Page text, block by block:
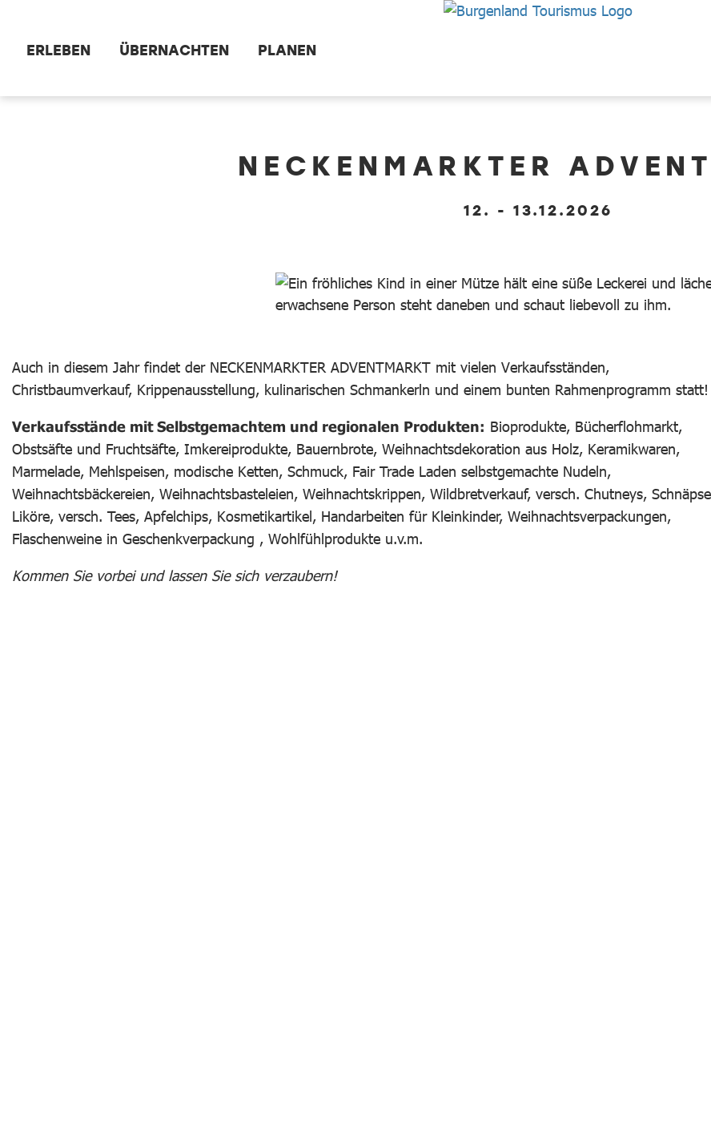
ERLEBEN ÜBERNACHTEN PLANEN
NECKENMARKTER
12. - 13.12.2026
Auch in diesem Jahr findet der NECKENMARKTER ADVENTMARKT mit vielen Verkaufsständen,
Christbaumverkauf, Krippenausstellung, kulinarischen Schmankerln und einem bunten Rahmenprogramm statt!
Verkaufsstände mit Selbstgemachtem und regionalen Produkten: Bioprodukte, Bücherflohmarkt,
Obstsäfte und Fruchtsäfte, Imkereiprodukte, Bauernbrote, Weihnachtsdekoration aus Holz, Keramikwaren,
Marmelade, Mehlspeisen, modische Ketten, Schmuck, Fair Trade Laden selbstgemachte Nudeln,
Weihnachtsbäckereien, Weihnachtsbasteleien, Weihnachtskrippen, Wildbretverkauf, versch. Chutneys,
Liköre, versch. Tees, Apfelchips, Kosmetikartikel, Handarbeiten für Kleinkinder, Weihnachtsverpackungen,
Flaschenweine in Geschenkverpackung , Wohlfühlprodukte u.v.m.
Kommen Sie vorbei und lassen Sie sich verzaubern!